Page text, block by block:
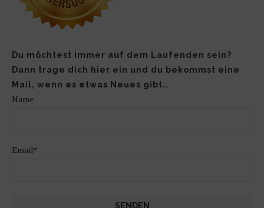
Du möchtest immer auf dem Laufenden sein?
Dann trage dich hier ein und du bekommst eine
Mail, wenn es etwas Neues gibt..
Name
Email*